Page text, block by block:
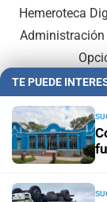
Hemeroteca
TE PUEDE